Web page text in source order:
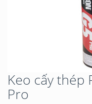
Keo cấy thép
Pro